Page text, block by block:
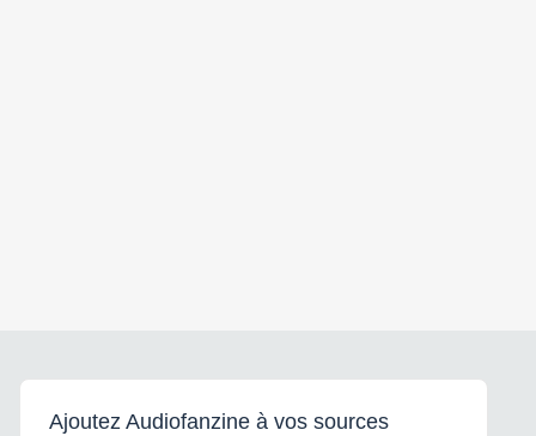
Ajoutez Audiofanzine à vos sources